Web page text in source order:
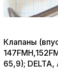
Клапаны
65,9); DELTA,